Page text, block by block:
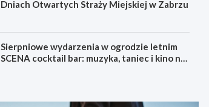
Dniach Otwartych Straży Miejskiej w Zabrzu
Sierpniowe wydarzenia w ogrodzie letnim
SCENA cocktail bar: muzyka, taniec i kino na